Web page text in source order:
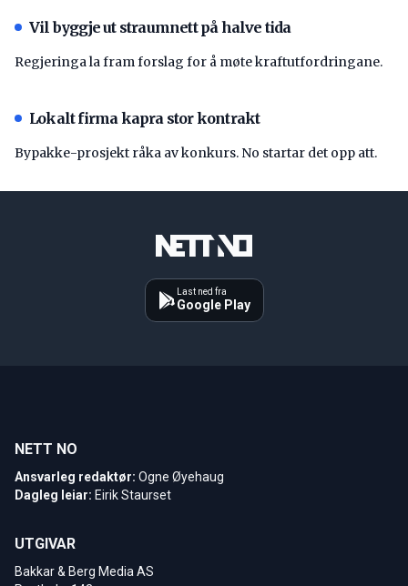
Vil byggje ut straumnett på halve tida
Regjeringa la fram forslag for å møte kraftutfordringane.
Lokalt firma kapra stor kontrakt
Bypakke-prosjekt råka av konkurs. No startar det opp att.
Last ned fra
Google Play
NETT NO
Ansvarleg redaktør: Ogne Øyehaug
Dagleg leiar: Eirik Staurset
UTGIVAR
Bakkar & Berg Media AS